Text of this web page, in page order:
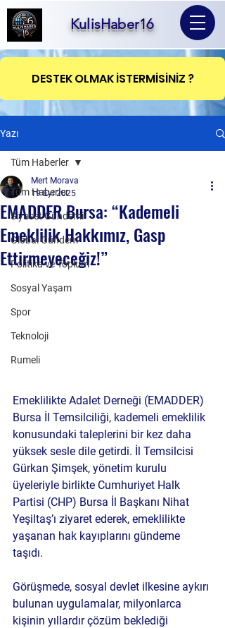
KulisHaber16
DESTEK OLMAK İSTERMİSİNİZ ?
Yazı
Tüm Haberler
Siyaset Gündemi
Global Gündem
Politika ve Toplum
Sosyal Yaşam
Spor
Teknoloji
Rumeli
Tüm Haberler
EMADDER Bursa: “Kademeli
Emeklilik Hakkımız, Gasp
Ettirmeyeceğiz!”
Mert Morava
19 Eyl 2025
Emeklilikte Adalet Derneği (EMADDER)
Bursa İl Temsilciliği, kademeli emeklilik
konusundaki taleplerini bir kez daha
yüksek sesle dile getirdi. İl Temsilcisi
Gürkan Şimşek, yönetim kurulu
üyeleriyle birlikte Cumhuriyet Halk
Partisi (CHP) Bursa İl Başkanı Nihat
Yeşiltaş’ı ziyaret ederek, emeklilikte
yaşanan hak kayıplarını gündeme
taşıdı.
Görüşmede, sosyal devlet ilkesine aykırı
bulunan uygulamalar, milyonlarca
kişinin yıllardır çözüm beklediği